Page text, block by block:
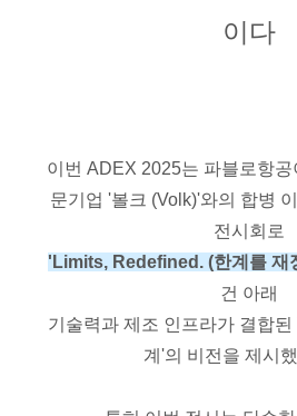
이다
이번 ADEX 2025는 파블로항공
문기업 '볼크 (Volk)'와의 합병
전시회로
'Limits, Redefined. (한계를 재
건 아래
기술력과 제조 인프라가 결합된
계'의 비전을 제시